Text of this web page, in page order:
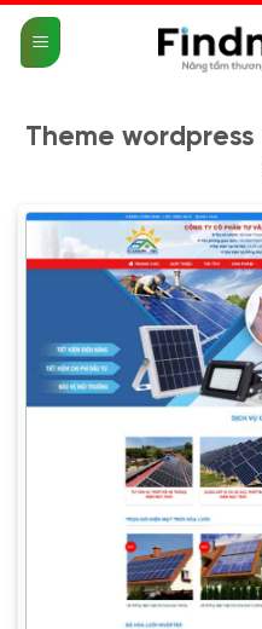
qua
nội
Theme